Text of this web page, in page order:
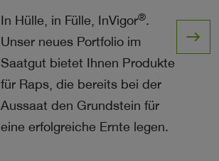
In Hülle, in Fülle, InVigor®.
Unser neues Portfolio im
Saatgut bietet Ihnen Produkte
für Raps, die bereits bei der
Aussaat den Grundstein für
eine erfolgreiche Ernte legen.
east